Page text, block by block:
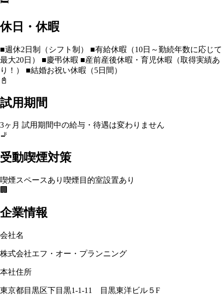
休日・休暇
■週休2日制（シフト制） ■有給休暇（10日～勤続年数に応じて
最大20日） ■慶弔休暇 ■産前産後休暇・育児休暇（取得実績あ
り！） ■結婚お祝い休暇（5日間）
📓
試用期間
3ヶ月 試用期間中の給与・待遇は変わりません
🚬
受動喫煙対策
喫煙スペースあり 喫煙目的室設置あり
🏢
企業情報
会社名
株式会社エフ・オー・プランニング
本社住所
東京都目黒区下目黒1-1-11 目黒東洋ビル５F